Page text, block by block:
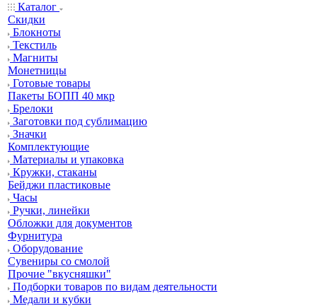
Каталог
Скидки
Блокноты
Текстиль
Магниты
Монетницы
Готовые товары
Пакеты БОПП 40 мкр
Брелоки
Заготовки под сублимацию
Значки
Комплектующие
Материалы и упаковка
Кружки, стаканы
Бейджи пластиковые
Часы
Ручки, линейки
Обложки для документов
Фурнитура
Оборудование
Сувениры со смолой
Прочие "вкусняшки"
Подборки товаров по видам деятельности
Медали и кубки